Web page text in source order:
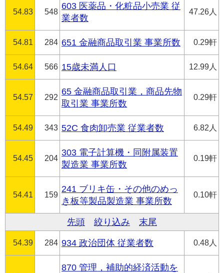
54.83 548
603 医薬品・化粧品小売業 従
業者数
47.26人
54.81 284 651 金融商品取引業 事業所数 0.29軒
54.64 566 15歳未満人口 12.99人
54.57 292
65 金融商品取引業，商品先物
取引業 事業所数
0.29軒
54.49 343 52C 食肉卸売業 従業者数 6.82人
54.45 204
303 電子計算機・同附属装置
製造業 事業所数
0.19軒
54.41 159
241 ブリキ缶・その他のめっ
き板等製品製造業 事業所数
0.10軒
先頭 絞り込み 末尾
54.39 284 934 政治団体 従業者数 0.48人
870 管理，補助的経済活動を